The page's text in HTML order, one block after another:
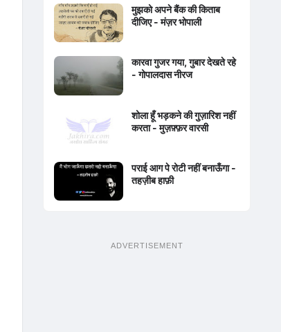
मुझको अपने बैंक की किताब
दीजिए - मंज़र भोपाली
कारवा गुजर गया, गुबार देखते रहे
- गोपालदास नीरज
शोला हूँ भड़कने की गुज़ारिश नहीं
करता - मुज़फ़्फ़र वारसी
पराई आग पे रोटी नहीं बनाऊँगा -
तहज़ीब हाफ़ी
ADVERTISEMENT